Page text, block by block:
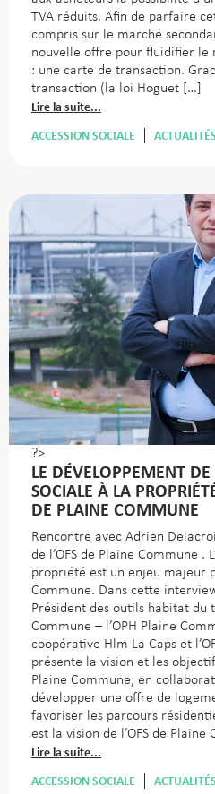
TVA réduits. Afin de parfaire
compris sur le marché
nouvelle offre pour fluidifier le
: une carte de transaction.
transaction (la loi Hoguet […]
Lire la suite...
ACCESSION SOCIALE
?>
LE DÉVELOPPEMENT DE
SOCIALE À LA
DE PLAINE COMMUNE
Rencontre avec Adrien
de l’OFS de Plaine Commune .
propriété est un enjeu majeur
Commune. Dans cette
Président des outils habitat du
Commune – l’OPH Plaine
coopérative Hlm La Caps et
présente la vision et les
Plaine Commune, en
développer une offre de
favoriser les parcours
est la vision de l’OFS de Plaine
Lire la suite...
ACCESSION SOCIALE